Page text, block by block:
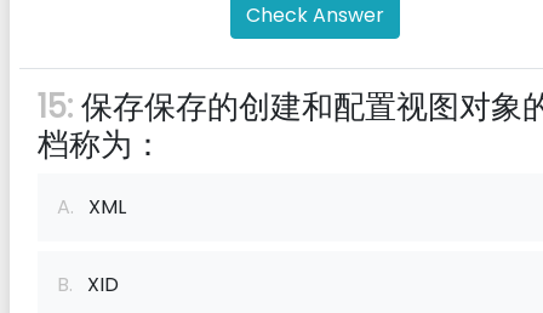
Check Answer
15:保存保存的创建和配置视图对象
档称为：
A. XML
B. XID